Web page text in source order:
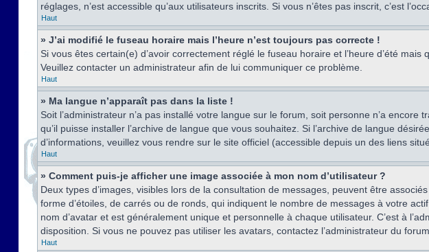
réglages, n’est accessible qu’aux utilisateurs inscrits. Si vous n’êtes pas inscrit, c’est
Haut
» J’ai modifié le fuseau horaire mais l’heure n’est toujours pas correcte !
Si vous êtes certain(e) d’avoir correctement réglé le fuseau horaire et l’heure d’été
Veuillez contacter un administrateur afin de lui communiquer ce problème.
Haut
» Ma langue n’apparaît pas dans la liste !
Soit l’administrateur n’a pas installé votre langue sur le forum, soit personne n’a
qu’il puisse installer l’archive de langue que vous souhaitez. Si l’archive de langue
d’informations, veuillez vous rendre sur le site officiel (accessible depuis un des liens
Haut
» Comment puis-je afficher une image associée à mon nom d’utilisateur ?
Deux types d’images, visibles lors de la consultation de messages, peuvent être
forme d’étoiles, de carrés ou de ronds, qui indiquent le nombre de messages à votre
nom d’avatar et est généralement unique et personnelle à chaque utilisateur. C’est à
disposition. Si vous ne pouvez pas utiliser les avatars, contactez l’administrateur du
Haut